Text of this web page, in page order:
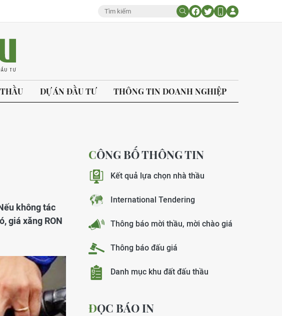
DỰ ÁN ĐẦU TƯ THÔNG TIN DOANH NGHIỆP
không tác
giá xăng RON
CÔNG BỐ THÔNG TIN
Kết quả lựa chọn nhà thầu
International Tendering
Thông báo mời thầu, mời chào giá
Thông báo đấu giá
Danh mục khu đất đấu thầu
ĐỌC BÁO IN